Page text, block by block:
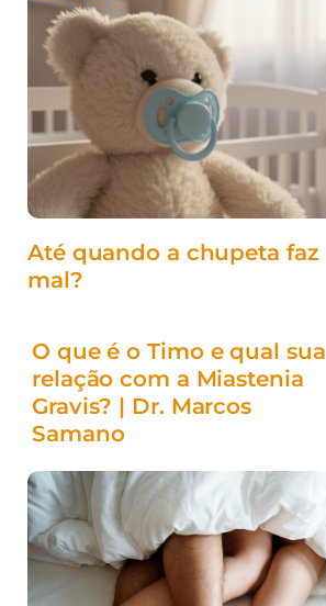
Até quando a chupeta faz
mal?
O que é o Timo e qual sua
relação com a Miastenia
Gravis? | Dr. Marcos
Samano